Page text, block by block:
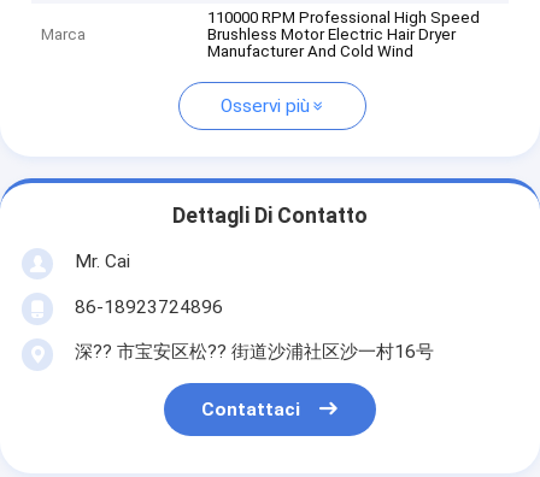
Marca
110000 RPM Professional High Speed
Brushless Motor Electric Hair Dryer
Manufacturer And Cold Wind
Osservi più
Dettagli Di Contatto
Mr. Cai
86-18923724896
深?? 市宝安区松?? 街道沙浦社区沙一村16号
Contattaci